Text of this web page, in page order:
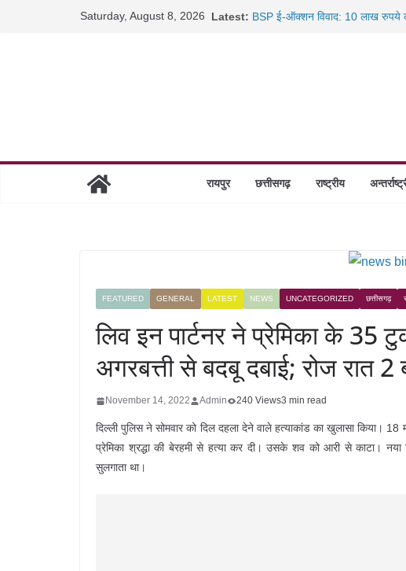
Saturday, August 8, 2026 Latest: BSP ई-ऑक्शन विवाद: 10 लाख रुपये
छत्तीसगढ़ में 1460 गोधाम होंगे
साइबर ठगी पर दुर्ग पुलिस का बड़ा
रायपुर छत्तीसगढ़ राष्ट्रीय
FEATURED GENERAL LATEST NEWS UNCATEGORIZED छत्तीसगढ़
लिव इन पार्टनर ने प्रेमिका के 35
अगरबत्ती से बदबू दबाई; रोज
November 14, 2022 Admin 240 Views3 min read
दिल्ली पुलिस ने सोमवार को दिल दहला देने वाले हत्याकांड का खुलासा किया।
प्रेमिका श्रद्धा की बेरहमी से हत्या कर दी। उसके शव को आरी से काटा।
सुलगाता था।